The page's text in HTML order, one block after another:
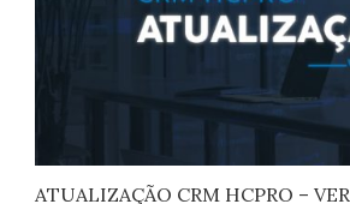
ATUALIZAÇÃO CRM HCPRO –